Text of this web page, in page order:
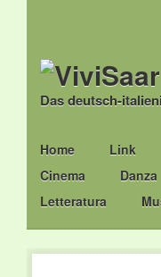
Das deutsch-
Main menu
Skip
to
content
Home Link
Cinema
Danza
Letteratura